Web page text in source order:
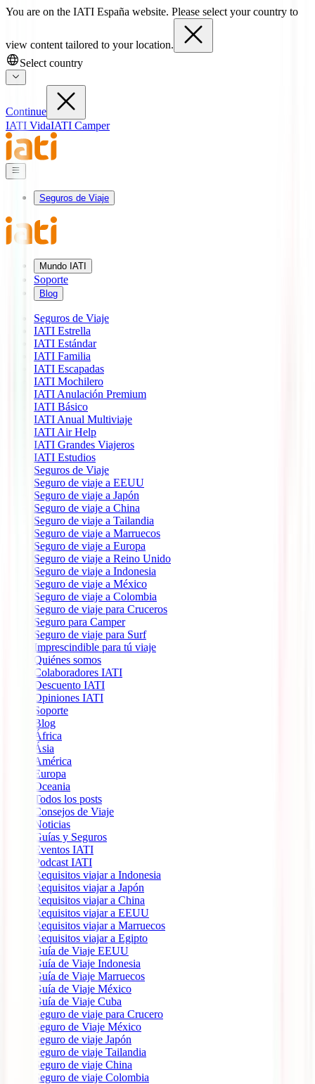
You are on the IATI España website. Please select your country to
view content tailored to your location.
Select country
Continue
IATI VidaIATI Camper
Seguros de Viaje
Mundo IATI
Soporte
Blog
Seguros de Viaje
IATI Estrella
IATI Estándar
IATI Familia
IATI Escapadas
IATI Mochilero
IATI Anulación Premium
IATI Básico
IATI Anual Multiviaje
IATI Air Help
IATI Grandes Viajeros
IATI Estudios
Seguros de Viaje
Seguro de viaje a EEUU
Seguro de viaje a Japón
Seguro de viaje a China
Seguro de viaje a Tailandia
Seguro de viaje a Marruecos
Seguro de viaje a Europa
Seguro de viaje a Reino Unido
Seguro de viaje a Indonesia
Seguro de viaje a México
Seguro de viaje a Colombia
Seguro de viaje para Cruceros
Seguro para Camper
Seguro de viaje para Surf
Imprescindible para tú viaje
Quiénes somos
Colaboradores IATI
Descuento IATI
Opiniones IATI
Soporte
Blog
África
Ásia
América
Europa
Oceania
Todos los posts
Consejos de Viaje
Noticias
Guías y Seguros
Eventos IATI
Podcast IATI
Requisitos viajar a Indonesia
Requisitos viajar a Japón
Requisitos viajar a China
Requisitos viajar a EEUU
Requisitos viajar a Marruecos
Requisitos viajar a Egipto
Guía de Viaje EEUU
Guía de Viaje Indonesia
Guía de Viaje Marruecos
Guía de Viaje México
Guía de Viaje Cuba
Seguro de viaje para Crucero
Seguro de Viaje México
Seguro de viaje Japón
Seguro de viaje Tailandia
Seguro de viaje China
Seguro de viaje Colombia